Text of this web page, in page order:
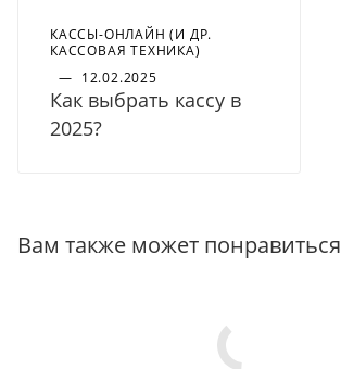
КАССЫ-ОНЛАЙН (И ДР.
КАССОВАЯ ТЕХНИКА)
— 12.02.2025
Как выбрать кассу в
2025?
Вам также может понравиться